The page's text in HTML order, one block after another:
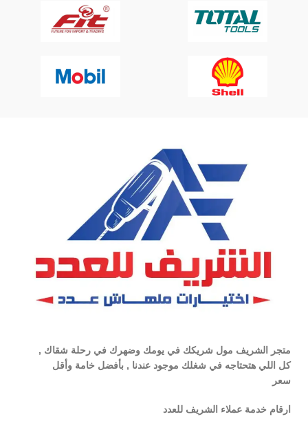
متجر الشريف مول شريكك في يومك وضهرك في رحلة شقاك ,
كل اللي هتحتاجه في شغلك موجود عندنا , بأفضل خامة وأقل
سعر
ارقام خدمة عملاء الشريف للعدد